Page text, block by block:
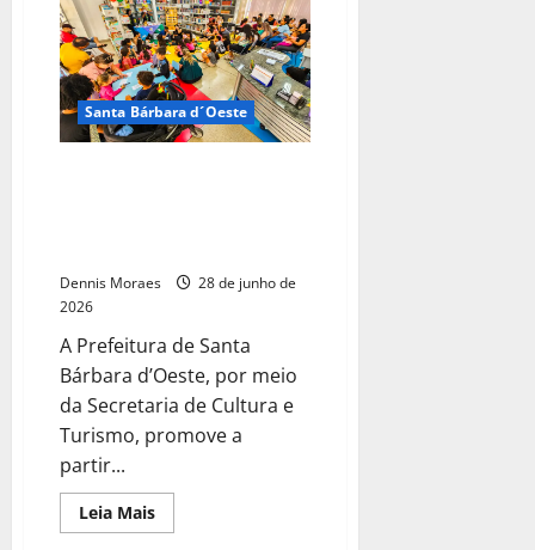
Santa Bárbara d´Oeste
Dennis Moraes
28 de junho de
2026
A Prefeitura de Santa
Bárbara d’Oeste, por meio
da Secretaria de Cultura e
Turismo, promove a
partir...
Leia Mais